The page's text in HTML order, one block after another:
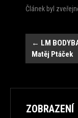
Článek byl
Navigace
← LM
Matěj Ptáček
ZOBRAZENÍ